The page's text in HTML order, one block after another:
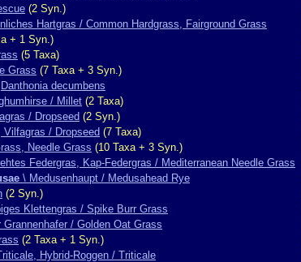
(2 Syn.)
Hartgras / Common Hardgrass, Fairground Grass
+ 1 Syn.)
(5 Taxa)
Grass (7 Taxa + 3 Syn.)
Danthonia decumbens
/ Millet (2 Taxa)
/ Dropseed (2 Syn.)
/ Dropseed (7 Taxa)
Needle Grass (10 Taxa + 3 Syn.)
Federgras, Kap-Federgras / Mediterranean Needle Grass
\ Medusenhaupt / Medusahead Rye
(2 Syn.)
Klettengras / Spike Burr Grass
/ Golden Oat Grass
(2 Taxa + 1 Syn.)
Hybrid-Roggen / Triticale